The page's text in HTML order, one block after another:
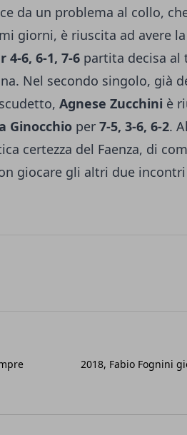
da un problema al collo,
giorni, è riuscita ad avere
4-6, 6-1, 7-6 partita decisa al
Nel secondo singolo, già
Agnese Zucchini è
Ginocchio per 7-5, 3-6, 6-2.
certezza del Faenza, di
giocare gli altri due
2018, Fabio Fognini